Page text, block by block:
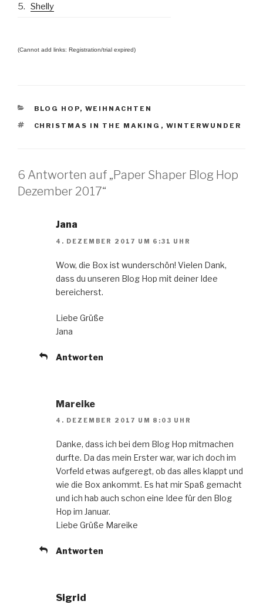
5. Shelly
(Cannot add links: Registration/trial expired)
KATEGORIEN
BLOG HOP, WEIHNACHTEN
SCHLAGWÖRTER
CHRISTMAS IN THE MAKING , WINTERWUNDER
6 Antworten auf „Paper Shaper Blog Hop
Dezember 2017“
Jana
4. DEZEMBER 2017 UM 6:31 UHR
Wow, die Box ist wunderschön! Vielen Dank,
dass du unseren Blog Hop mit deiner Idee
bereicherst.
Liebe Grüße
Jana
Antworten
Mareike
4. DEZEMBER 2017 UM 8:03 UHR
Danke, dass ich bei dem Blog Hop mitmachen
durfte. Da das mein Erster war, war ich doch im
Vorfeld etwas aufgeregt, ob das alles klappt und
wie die Box ankommt. Es hat mir Spaß gemacht
und ich hab auch schon eine Idee für den Blog
Hop im Januar.
Liebe Grüße Mareike
Antworten
Sigrid